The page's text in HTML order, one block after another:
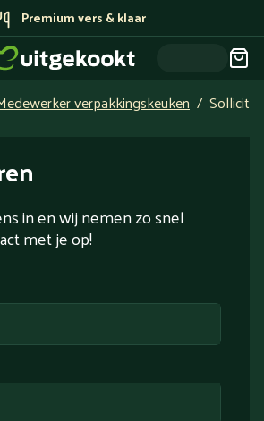
Premium vers & klaar
verpakkingskeuken
in en wij nemen zo snel
met je op!